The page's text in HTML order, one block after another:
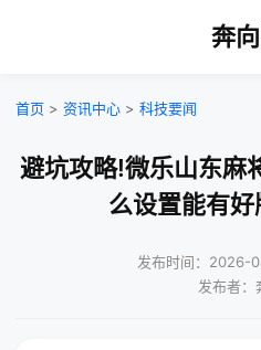
奔
首页 > 资讯中心 > 科技要闻
避坑攻略!微乐山东麻
么设置能有
发布时间：2026-
发布者：